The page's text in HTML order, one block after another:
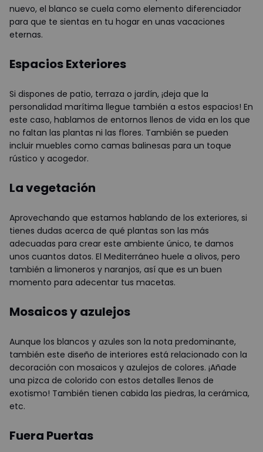
nuevo, el blanco se cuela como elemento diferenciador
para que te sientas en tu hogar en unas vacaciones
eternas.
Espacios Exteriores
Si dispones de patio, terraza o jardín, ¡deja que la
personalidad marítima llegue también a estos espacios! En
este caso, hablamos de entornos llenos de vida en los que
no faltan las plantas ni las flores. También se pueden
incluir muebles como camas balinesas para un toque
rústico y acogedor.
La vegetación
Aprovechando que estamos hablando de los exteriores, si
tienes dudas acerca de qué plantas son las más
adecuadas para crear este ambiente único, te damos
unos cuantos datos. El Mediterráneo huele a olivos, pero
también a limoneros y naranjos, así que es un buen
momento para adecentar tus macetas.
Mosaicos y azulejos
Aunque los blancos y azules son la nota predominante,
también este diseño de interiores está relacionado con la
decoración con mosaicos y azulejos de colores. ¡Añade
una pizca de colorido con estos detalles llenos de
exotismo! También tienen cabida las piedras, la cerámica,
etc.
Fuera Puertas